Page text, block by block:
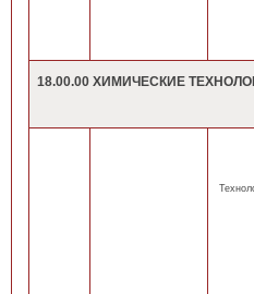
18.00.00 ХИМИЧЕСКИЕ